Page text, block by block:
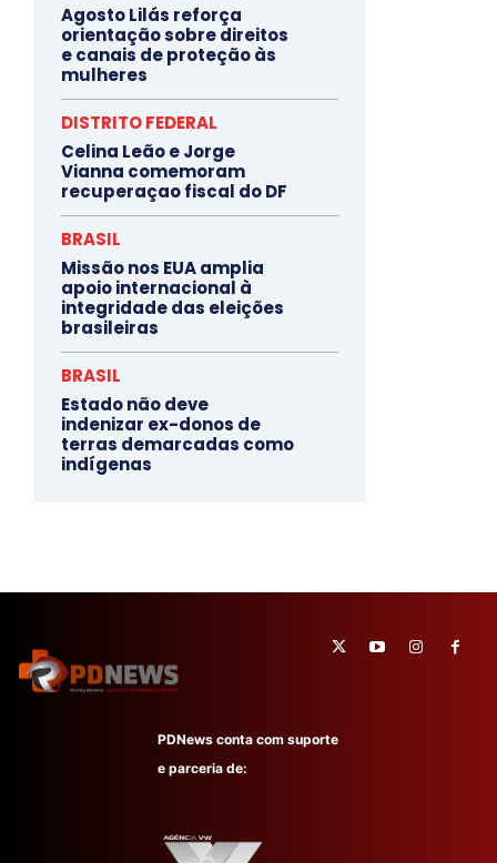
Agosto Lilás reforça
orientação sobre direitos
e canais de proteção às
mulheres
DISTRITO FEDERAL
Celina Leão e Jorge
Vianna comemoram
recuperaçao fiscal do DF
BRASIL
Missão nos EUA amplia
apoio internacional à
integridade das eleições
brasileiras
BRASIL
Estado não deve
indenizar ex-donos de
terras demarcadas como
indígenas
PDNews conta com suporte
e parceria de: